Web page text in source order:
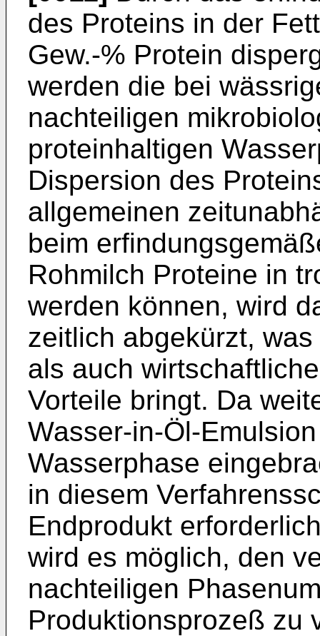
des Proteins in der
Gew.-% Protein
werden die bei
nachteiligen
proteinhaltigen
Dispersion des
allgemeinen
beim
Rohmilch Proteine in
werden können, wird
zeitlich abgekürzt,
als auch
Vorteile bringt. Da
Wasser-in-Öl-
Wasserphase
in diesem
Endprodukt
wird es möglich, den
nachteiligen
Produktionsprozeß zu